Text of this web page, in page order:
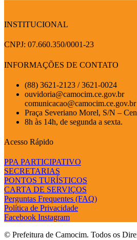
INSTITUCIONAL
CNPJ: 07.660.350/0001-23
INFORMAÇÕES DE CONTATO
(88) 3621-2123 / 3621-0024
ouvidoria@camocim.ce.gov.br
comunicacao@camocim.ce.gov.br
Praça Severiano Morel, S/N –
8h às 14h, de segunda a sexta.
Acesso Rápido
PPA PARTICIPATIVO
SECRETARIAS
PONTOS TURÍSTICOS
CARTA DE SERVIÇOS
Perguntas Frequentes (FAQ)
Política de Privacidade
Facebook Instagram
© Prefeitura de Camocim. Todos os